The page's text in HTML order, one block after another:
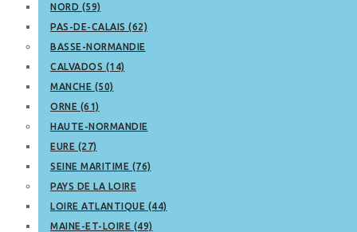
NORD (59)
PAS-DE-CALAIS (62)
BASSE-NORMANDIE
CALVADOS (14)
MANCHE (50)
ORNE (61)
HAUTE-NORMANDIE
EURE (27)
SEINE MARITIME (76)
PAYS DE LA LOIRE
LOIRE ATLANTIQUE (44)
MAINE-ET-LOIRE (49)